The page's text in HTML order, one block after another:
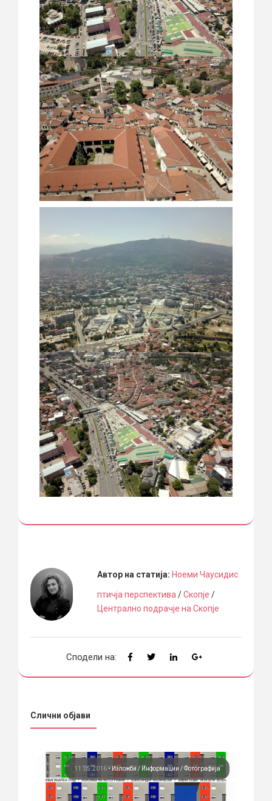
Автор на статија: Ноеми Чаусидис
птичја перспектива /Скопје /
Централно подрачје на Скопје
Сподели на:
Слични објави
11.05.2016 • Изложби Информации Фотографија